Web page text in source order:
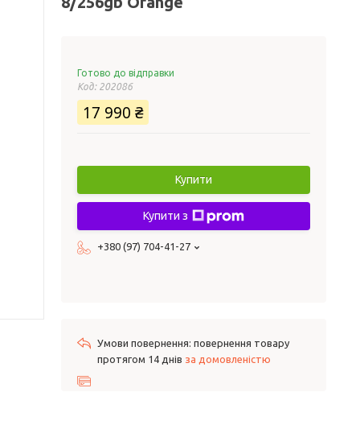
Готово до відправки
Код: 202086
17 990 ₴
Купити
Купити з
+380 (97) 704-41-27
повернення товару
протягом 14 днів за домовленістю